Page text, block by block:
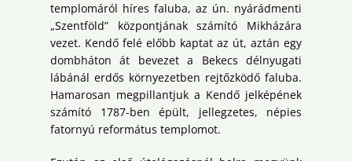
templomáról híres faluba, az ún. nyárádmenti
„Szentföld” központjának számító Mikházára
vezet. Kendő felé előbb kaptat az út, aztán egy
dombháton át bevezet a Bekecs délnyugati
lábánál erdős környezetben rejtőzködő faluba.
Hamarosan megpillantjuk a Kendő jelképének
számító 1787-ben épült, jellegzetes, népies
fatornyú református templomot.